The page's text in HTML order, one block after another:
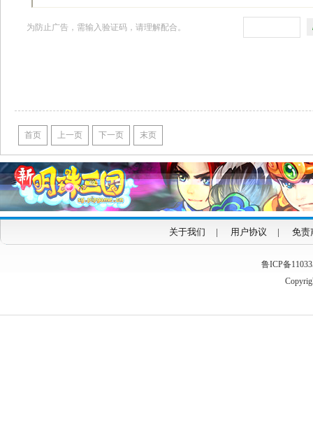
为防止广告，需输入验证码，请理解配合。
首页 上一页 下一页 末页
关于我们 | 用户协议 | 免责
鲁ICP备